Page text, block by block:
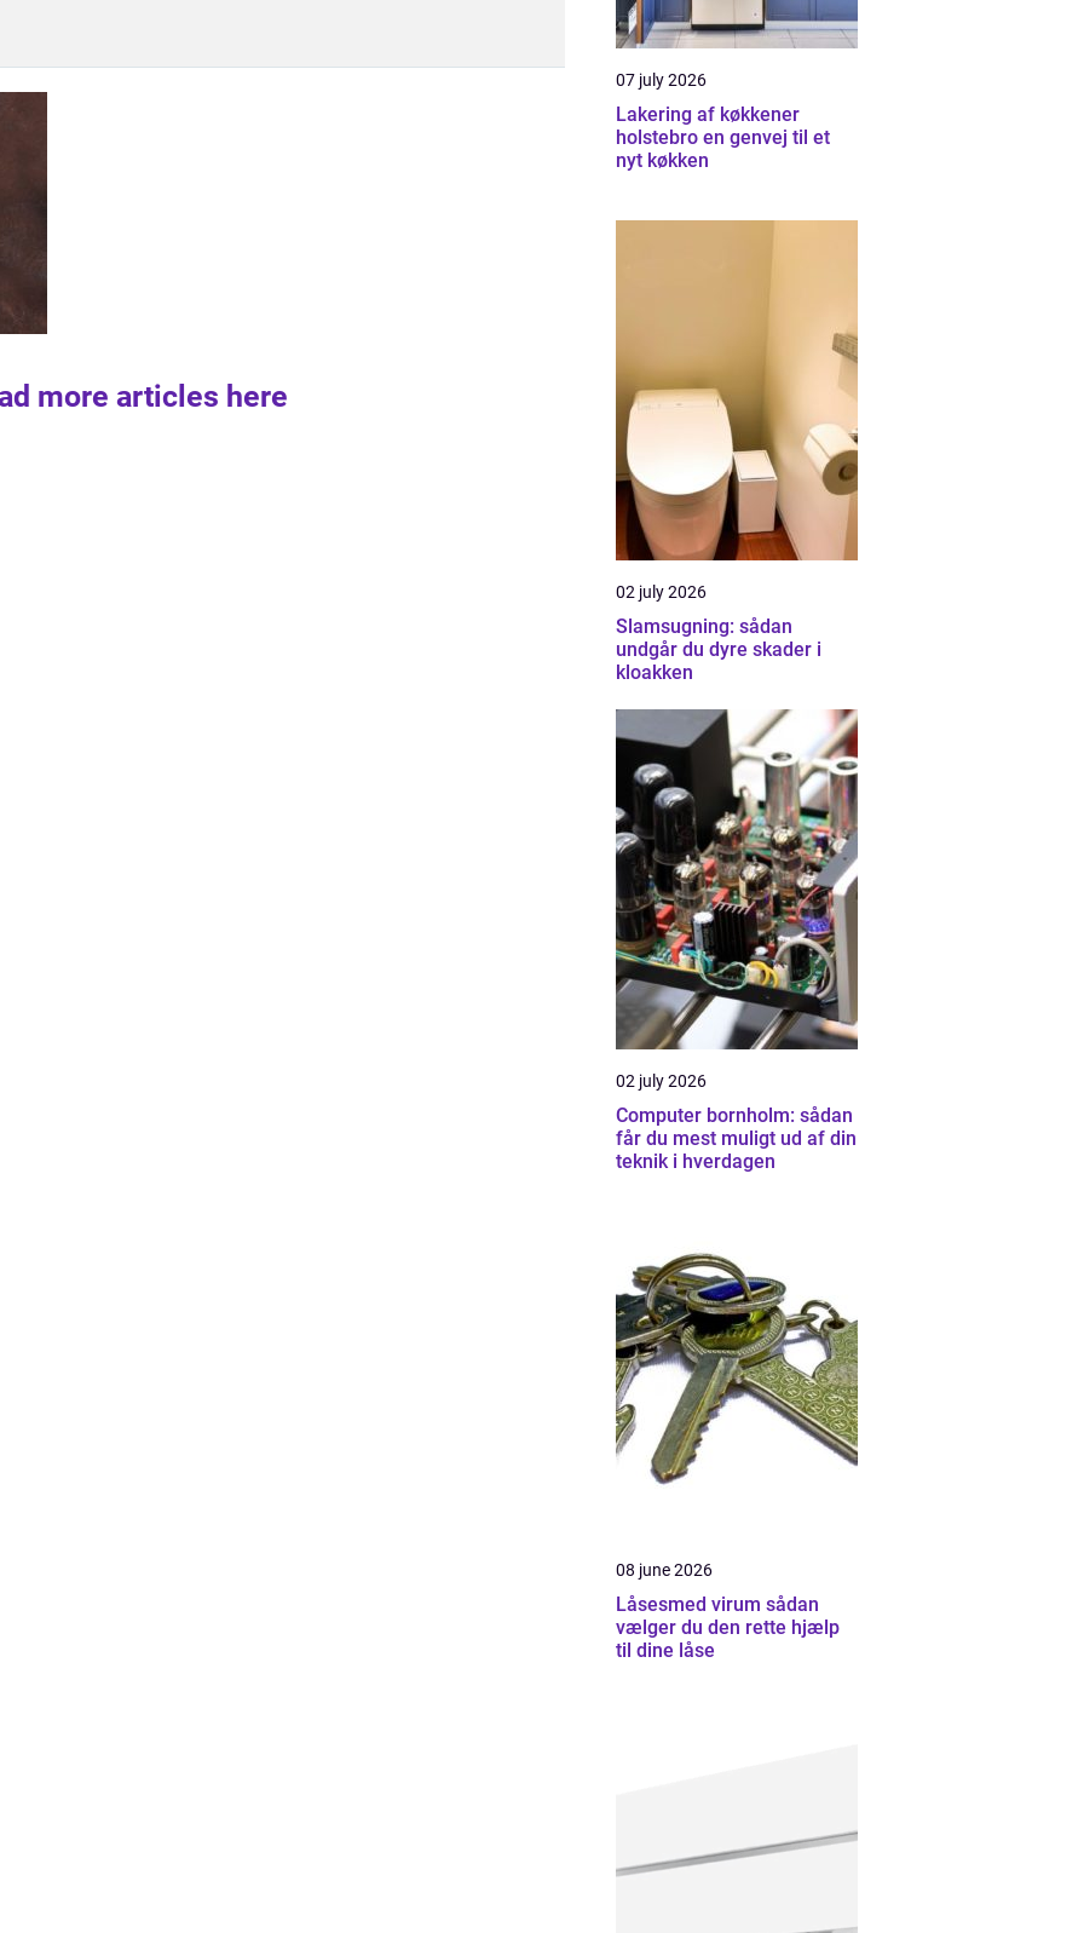
more articles here
07 july 2026
Lakering af køkkener
holstebro en genvej til et
nyt køkken
02 july 2026
Slamsugning: sådan
undgår du dyre skader i
kloakken
02 july 2026
Computer bornholm: sådan
får du mest muligt ud af din
teknik i hverdagen
08 june 2026
Låsesmed virum sådan
vælger du den rette hjælp
til dine låse